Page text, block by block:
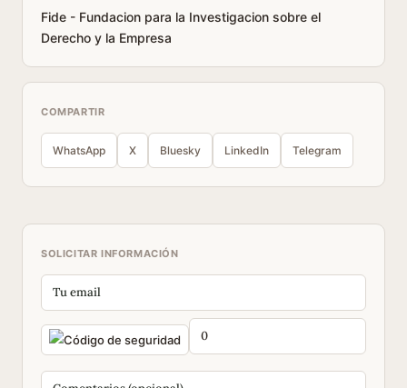
Fide - Fundacion para la Investigacion sobre el
Derecho y la Empresa
COMPARTIR
WhatsApp X Bluesky LinkedIn Telegram
SOLICITAR INFORMACIÓN